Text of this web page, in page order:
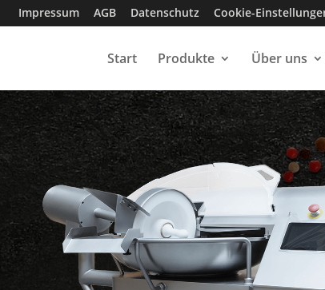
Impressum AGB Datenschutz Cookie-
Start Produkte Über uns